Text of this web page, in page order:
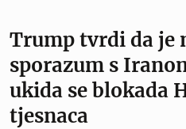
Trump tvrdi da je
sporazum s
ukida se blokada
tjesnaca